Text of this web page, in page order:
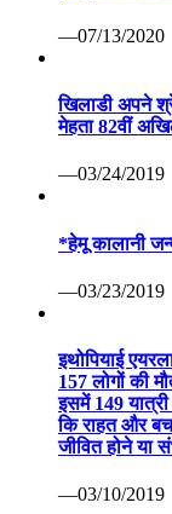
—07/13/2020
खिलाडी अपने
मेहता 82वीं
—03/24/2019
*हेमू कालानी
—03/23/2019
इथोपियाई
157 लोगों की
इसमें 149
कि राहत और
जीवित होने या
—03/10/2019